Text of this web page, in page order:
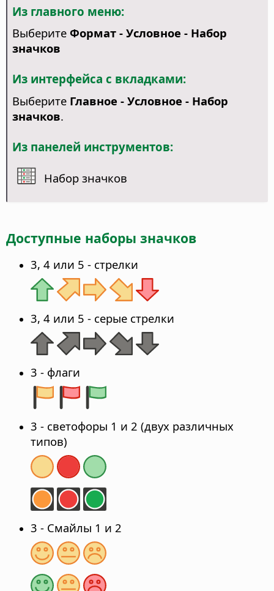
Из главного меню:
Выберите Формат - Условное - Набор
значков
Из интерфейса с вкладками:
Выберите Главное - Условное - Набор
значков.
Из панелей инструментов:
Набор значков
Доступные наборы значков
3, 4 или 5 - стрелки
3, 4 или 5 - серые стрелки
3 - флаги
3 - светофоры 1 и 2 (двух различных
типов)
3 - Смайлы 1 и 2